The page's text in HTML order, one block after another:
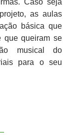
as aulas
básica que
que queiram se
musical do
para o seu